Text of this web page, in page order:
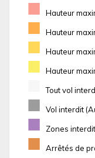
■ Hauteur
■ Hauteur
■ Hauteur
■ Hauteur
Tout vol
■ Vol interdit
■ Zones
■ Arrêtés de